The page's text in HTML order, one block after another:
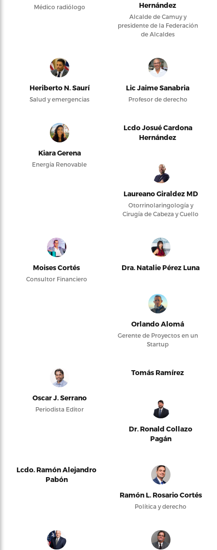
Médico radiólogo
Hernández
Alcalde de Camuy y
presidente de la Federación
de Alcaldes
Heriberto N. Saurí
Salud y emergencias
Lic Jaime Sanabria
Profesor de derecho
Kiara Gerena
Energía Renovable
Lcdo Josué Cardona
Hernández
Laureano Giraldez MD
Otorrinolaringología y
Cirugía de Cabeza y Cuello
Moises Cortés
Consultor Financiero
Dra. Natalie Pérez Luna
Orlando Alomá
Gerente de Proyectos en un
Startup
Oscar J. Serrano
Periodista Editor
Tomás Ramírez
Dr. Ronald Collazo
Pagán
Lcdo. Ramón Alejandro
Pabón
Ramón L. Rosario Cortés
Política y derecho